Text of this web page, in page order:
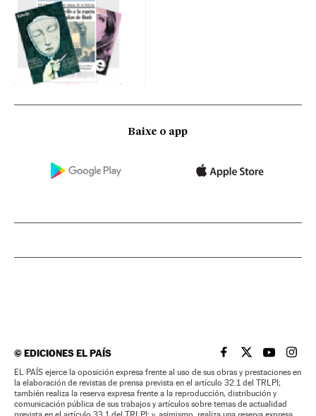
Baixe o app
©EDICIONES EL PAÍS EL PAÍS BRASIL EN
EL PAÍSEL PAÍS
EL
EL PAÍS ejerce la oposición expresa frente al uso de sus obras y prestaciones en
la elaboración de revistas de prensa prevista en el artículo 32.1 del TRLPI;
también realiza la reserva expresa frente a la reproducción, distribución y
comunicación pública de sus trabajos y artículos sobre temas de actualidad